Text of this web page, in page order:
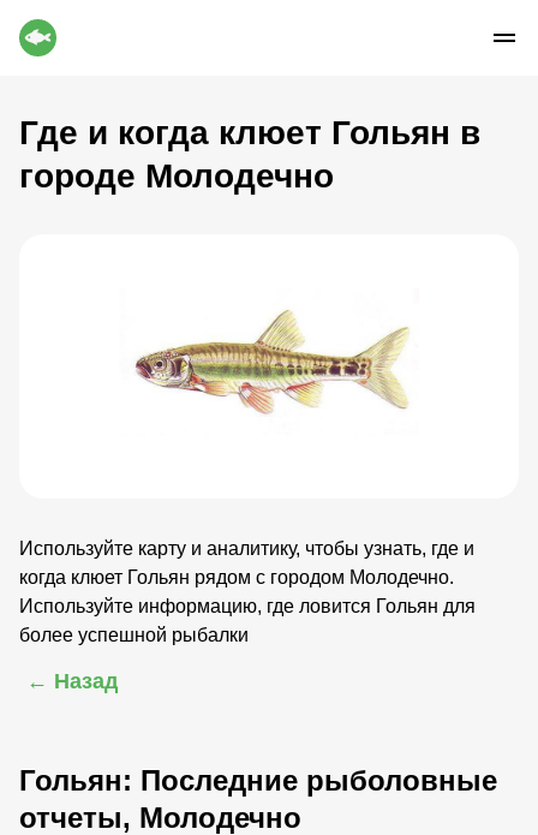
Где и когда клюет Гольян в
городе Молодечно
Используйте карту и аналитику, чтобы узнать, где и
когда клюет Гольян рядом с городом Молодечно.
Используйте информацию, где ловится Гольян для
более успешной рыбалки
← Назад
Гольян: Последние рыболовные
отчеты, Молодечно